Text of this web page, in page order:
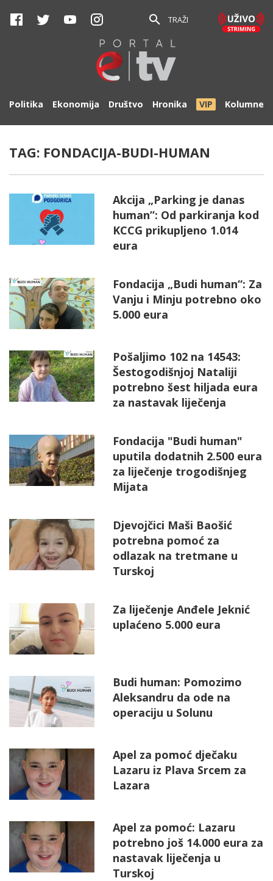
TRAŽI
Politika Ekonomija Društvo Hronika VIP Kolumne
TAG: FONDACIJA-BUDI-HUMAN
Akcija „Parking je danas
human”: Od parkiranja kod
KCCG prikupljeno 1.014
eura
Fondacija „Budi human“: Za
Vanju i Minju potrebno oko
5.000 eura
Pošaljimo 102 na 14543:
Šestogodišnjoj Nataliji
potrebno šest hiljada eura
za nastavak liječenja
Fondacija "Budi human"
uputila dodatnih 2.500 eura
za liječenje trogodišnjeg
Mijata
Djevojčici Maši Baošić
potrebna pomoć za
odlazak na tretmane u
Turskoj
Za liječenje Anđele Jeknić
uplaćeno 5.000 eura
Budi human: Pomozimo
Aleksandru da ode na
operaciju u Solunu
Apel za pomoć dječaku
Lazaru iz Plava Srcem za
Lazara
Apel za pomoć: Lazaru
potrebno još 14.000 eura za
nastavak liječenja u
Turskoj